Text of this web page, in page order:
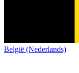
België (Nederlands)